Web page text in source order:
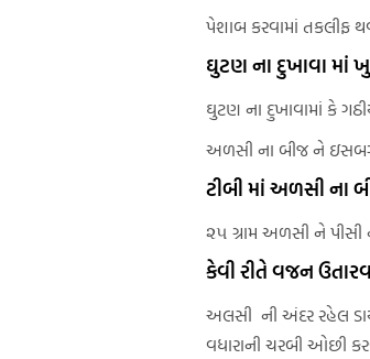
પેશાબ કરવામાં તકલીફ
ઘુટણ ના દુખાવા
ઘુટણ ના દુખાવામાં કે
અળસી ના બીજ ને
ટીબી માં અળસી ના
૨૫ ગ્રામ અળસી ને પીસી
કેવી રીતે વજન
અલસી ની અંદર રહેલ
વધારાની ચરબી ઓછી